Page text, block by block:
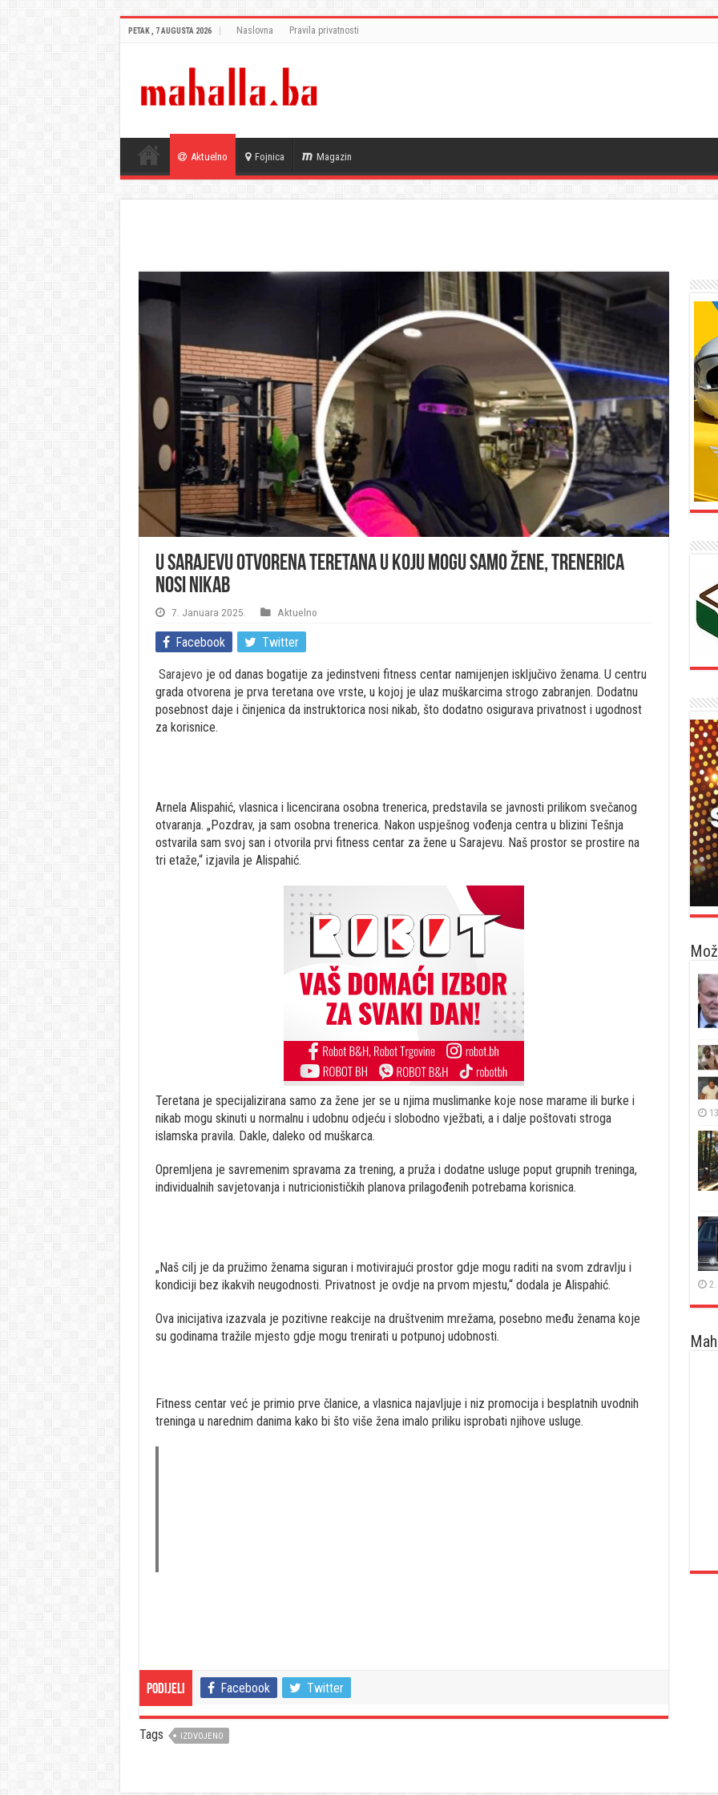
PETAK , 7 AUGUSTA 2026 Naslovna Pravila privatnosti
Aktuelno Fojnica Magazin
U Sarajevu otvorena teretana u koju mogu samo žene, trenerica
nosi nikab
7. Januara 2025. Aktuelno
Facebook Twitter
Sarajevo je od danas bogatije za jedinstveni fitness centar namijenjen isključivo ženama. U centru
grada otvorena je prva teretana ove vrste, u kojoj je ulaz muškarcima strogo zabranjen. Dodatnu
posebnost daje i činjenica da instruktorica nosi nikab, što dodatno osigurava privatnost i ugodnost
za korisnice.
Arnela Alispahić, vlasnica i licencirana osobna trenerica, predstavila se javnosti prilikom svečanog
otvaranja. „Pozdrav, ja sam osobna trenerica. Nakon uspješnog vođenja centra u blizini Tešnja
ostvarila sam svoj san i otvorila prvi fitness centar za žene u Sarajevu. Naš prostor se prostire na
tri etaže,“ izjavila je Alispahić.
Teretana je specijalizirana samo za žene jer se u njima muslimanke koje nose marame ili burke i
nikab mogu skinuti u normalnu i udobnu odjeću i slobodno vježbati, a i dalje poštovati stroga
islamska pravila. Dakle, daleko od muškarca.
Opremljena je savremenim spravama za trening, a pruža i dodatne usluge poput grupnih treninga,
individualnih savjetovanja i nutricionističkih planova prilagođenih potrebama korisnica.
„Naš cilj je da pružimo ženama siguran i motivirajući prostor gdje mogu raditi na svom zdravlju i
kondiciji bez ikakvih neugodnosti. Privatnost je ovdje na prvom mjestu,“ dodala je Alispahić.
Ova inicijativa izazvala je pozitivne reakcije na društvenim mrežama, posebno među ženama koje
su godinama tražile mjesto gdje mogu trenirati u potpunoj udobnosti.
Fitness centar već je primio prve članice, a vlasnica najavljuje i niz promocija i besplatnih uvodnih
treninga u narednim danima kako bi što više žena imalo priliku isprobati njihove usluge.
Podijeli Facebook Twitter
Tags IZDVOJENO